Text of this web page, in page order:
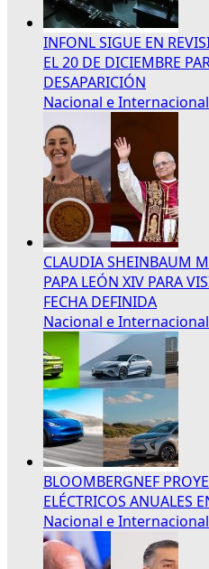
INFONL SIGUE EN
EL 20 DE DICIEMBRE
DESAPARICIÓN
Nacional e Internacional
CLAUDIA SHEINBAUM
PAPA LEÓN XIV PARA
FECHA DEFINIDA
Nacional e Internacional
BLOOMBERGNEF
ELÉCTRICOS ANUALES
Nacional e Internacional